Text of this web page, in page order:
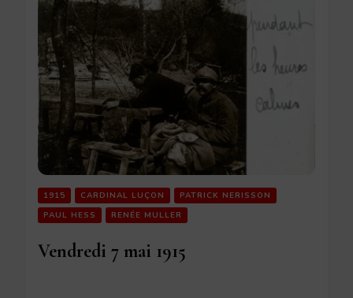
1915 CARDINAL LUÇON
PATRICK NERISSON
PAUL HESS
RENÉE MULLER
Vendredi 7 mai 1915